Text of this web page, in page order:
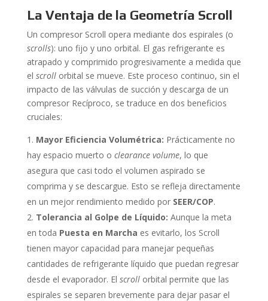
La Ventaja de la Geometría Scroll
Un compresor Scroll opera mediante dos espirales (o
scrolls): uno fijo y uno orbital. El gas refrigerante es
atrapado y comprimido progresivamente a medida que
el scrollorbital se mueve. Este proceso continuo, sin el
impacto de las válvulas de succión y descarga de un
compresor Recíproco, se traduce en dos beneficios
cruciales:
Mayor Eficiencia Volumétrica: Prácticamente no
hay espacio muerto o clearance volume, lo que
asegura que casi todo el volumen aspirado se
comprima y se descargue. Esto se refleja directamente
en un mejor rendimiento medido por SEER/COP.
Tolerancia al Golpe de Líquido: Aunque la meta
en toda Puesta en Marcha es evitarlo, los Scroll
tienen mayor capacidad para manejar pequeñas
cantidades de refrigerante líquido que puedan regresar
desde el evaporador. El scrollorbital permite que las
espirales se separen brevemente para dejar pasar el